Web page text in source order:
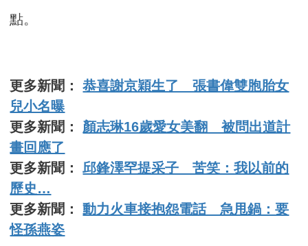
點。
更多新聞：恭喜謝京穎生了 張書偉雙胞胎女
兒小名曝
更多新聞： 顏志琳16歲愛女美翻 被問出道計
畫回應了
更多新聞：邱鋒澤罕提采子 苦笑：我以前的
歷史…
更多新聞：動力火車接抱怨電話 急甩鍋：要
怪孫燕姿